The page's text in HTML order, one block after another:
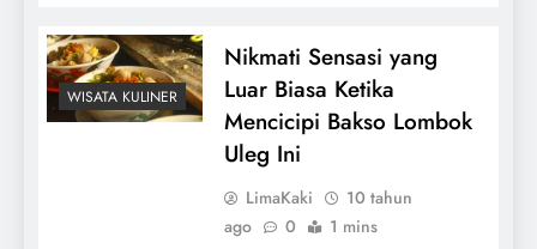
WISATA KULINER
Nikmati Sensasi yang
Luar Biasa Ketika
Mencicipi Bakso Lombok
Uleg Ini
LimaKaki
10 tahun
ago
0 1 mins